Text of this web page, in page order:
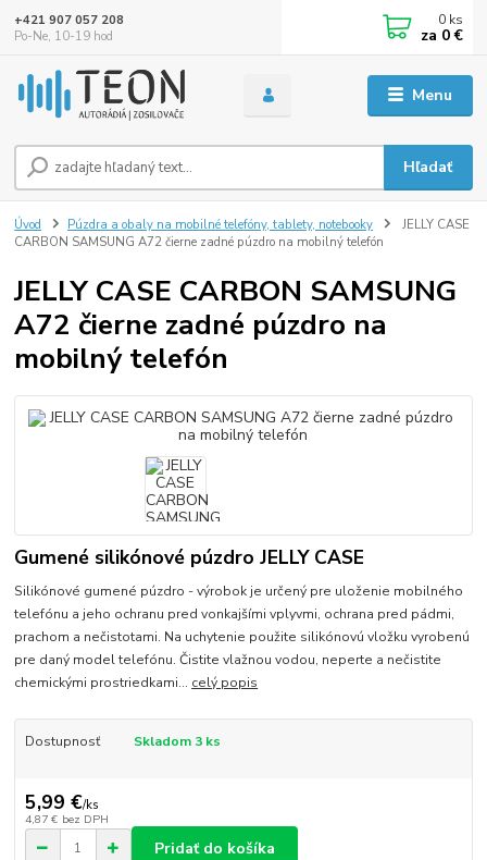
Menu
Hľadať
+421 907 057 208
Po-Ne, 10-19 hod
0 ks
za 0 €
Úvod Púzdra a obaly na mobilné telefóny, tablety, notebooky
JELLY CASE
CARBON SAMSUNG A72 čierne zadné púzdro na mobilný telefón
JELLY CASE CARBON SAMSUNG
A72 čierne zadné púzdro na
mobilný telefón
Gumené silikónové púzdro JELLY CASE
Silikónové gumené púzdro - výrobok je určený pre uloženie mobilného
telefónu a jeho ochranu pred vonkajšími vplyvmi, ochrana pred pádmi,
prachom a nečistotami. Na uchytenie použite silikónovú vložku vyrobenú
pre daný model telefónu. Čistite vlažnou vodou, neperte a nečistite
chemickými prostriedkami... celý popis
Dostupnosť Skladom 3 ks
5,99 €/ks
4,87 € bez DPH
Pridať do košíka